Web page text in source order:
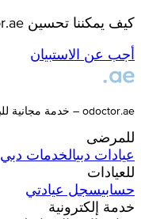
كيف يمكننا تحسين odoctor.ae بالنسبة لك؟
أجب عن الاستبيان
odoctor.ae – خدمة مجانية للبحث عن طبيب وحجز موعد عبر الإنترنت
للمرضى
عيادات دبيالخدمات دبي
للعيادات
حسابيسجل عيادتي
خدمة إلكترونية